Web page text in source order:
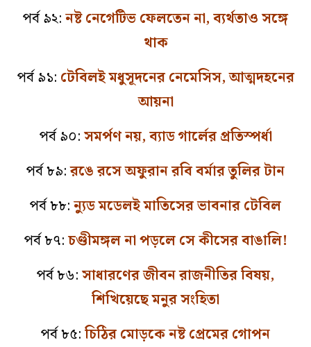
পর্ব ৯২:নষ্ট নেগেটিভ ফেলতেন না, ব্যর্থতাও সঙ্গে
থাক
পর্ব ৯১: টেবিলই মধুসূদনের নেমেসিস, আত্মদহনের
আয়না
পর্ব ৯০:সমর্পণ নয়, ব্যাড গার্লের প্রতিস্পর্ধা
পর্ব ৮৯:রঙে রসে অফুরান রবি বর্মার তুলির টান
পর্ব ৮৮:ন্যুড মডেলই মাতিসের ভাবনার টেবিল
পর্ব ৮৭:চণ্ডীমঙ্গল না পড়লে সে কীসের বাঙালি!
পর্ব ৮৬:সাধারণের জীবন রাজনীতির বিষয়,
শিখিয়েছে মনুর সংহিতা
পর্ব ৮৫:চিঠির মোড়কে নষ্ট প্রেমের গোপন